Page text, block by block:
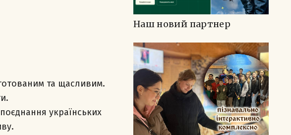
та щасливим.
українських
Наш новий партнер